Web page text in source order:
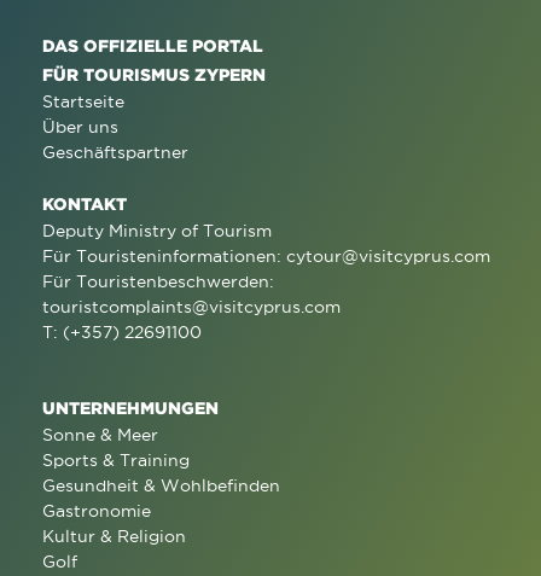
DAS OFFIZIELLE PORTAL
FÜR TOURISMUS ZYPERN
Startseite
Über uns
Geschäftspartner
KONTAKT
Deputy Ministry of Tourism
Für Touristeninformationen: cytour@visitcyprus.com
Für Touristenbeschwerden:
touristcomplaints@visitcyprus.com
T: (+357) 22691100
UNTERNEHMUNGEN
Sonne & Meer
Sports & Training
Gesundheit & Wohlbefinden
Gastronomie
Kultur & Religion
Golf